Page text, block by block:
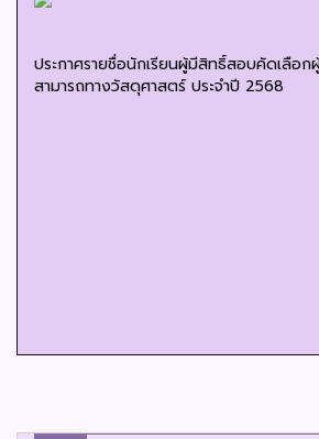
ประกาศรายชื่อนักเรียนผู้มีสิทธิ์สอบคัดเลือก
สามารถทางวัสดุศาสตร์ ประจำปี 2568